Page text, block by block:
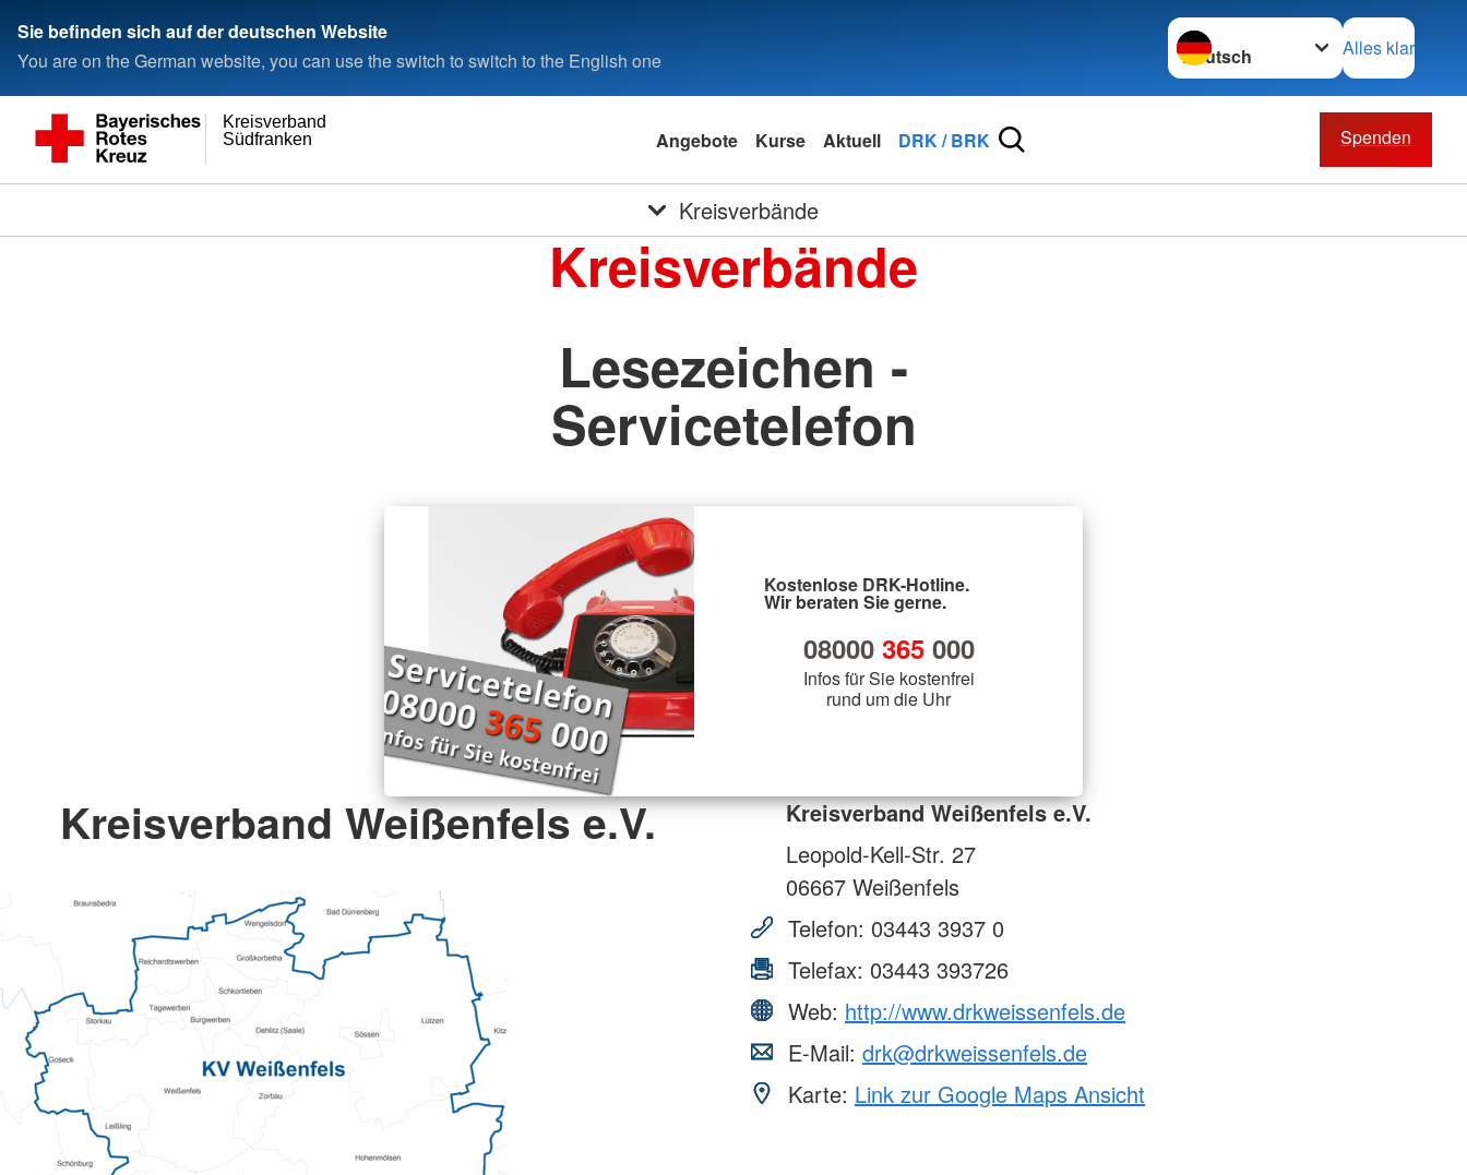
Sie befinden sich auf der deutschen Website
You are on the German website, you can use the switch to switch to the English one
Sprache wechseln zu
Alles klar
Südfranken
Kreisverband
Angebote Kurse Aktuell DRK / BRK Spenden
Kreisverbände
Kreisverbände
Lesezeichen -
Servicetelefon
Kostenlose DRK-Hotline.
Wir beraten Sie gerne.
08000 365000
Infos für Sie kostenfrei
rund um die Uhr
Kreisverband Weißenfels e.V.
Kreisverband Weißenfels e.V.
Leopold-Kell-Str. 27
06667 Weißenfels
Telefon: 03443 3937 0
Telefax: 03443 393726
Web: http://www.drkweissenfels.de
E-Mail: drk@drkweissenfels.de
Karte: Link zur Google Maps Ansicht